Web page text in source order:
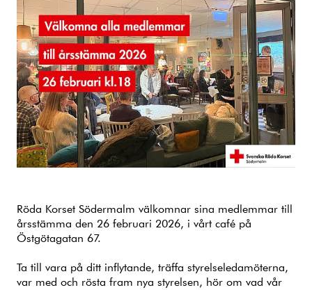
Röda Korset Södermalm välkomnar sina medlemmar till
årsstämma den 26 februari 2026, i vårt café på
Östgötagatan 67.
Ta till vara på ditt inflytande, träffa styrelseledamöterna,
var med och rösta fram nya styrelsen, hör om vad vår